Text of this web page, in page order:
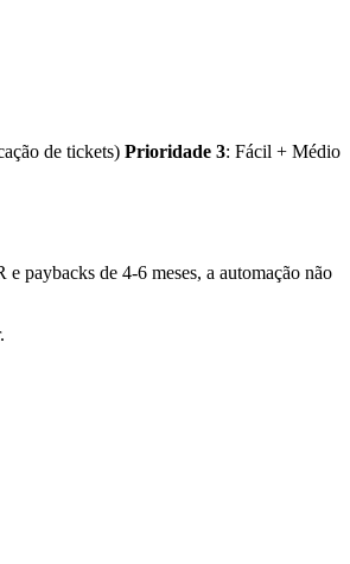
de tickets) Prioridade 3: Fácil + Médio
paybacks de 4-6 meses, a automação não